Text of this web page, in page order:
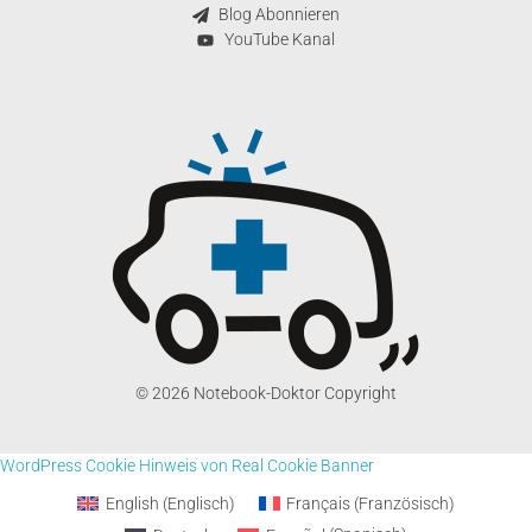
Blog Abonnieren
YouTube Kanal
© 2026 Notebook-Doktor Copyright
WordPress Cookie Hinweis von Real Cookie Banner
English (Englisch) Français (Französisch)